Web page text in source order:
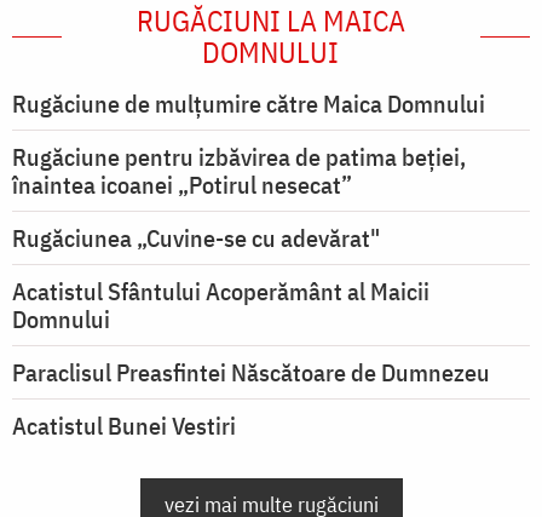
RUGĂCIUNI LA MAICA
DOMNULUI
Rugăciune de mulţumire către Maica Domnului
Rugăciune pentru izbăvirea de patima beției,
înaintea icoanei „Potirul nesecat”
Rugăciunea „Cuvine-se cu adevărat"
Acatistul Sfântului Acoperământ al Maicii
Domnului
Paraclisul Preasfintei Născătoare de Dumnezeu
Acatistul Bunei Vestiri
vezi mai multe rugăciuni